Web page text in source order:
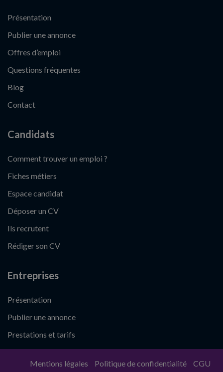
Présentation
Publier une annonce
Offres d’emploi
Questions fréquentes
Blog
Contact
Candidats
Comment trouver un emploi ?
Fiches métiers
Espace candidat
Déposer un CV
Ils recrutent
Rédiger son CV
Entreprises
Présentation
Publier une annonce
Prestations et tarifs
Mentions légales Politique de confidentialité CGU